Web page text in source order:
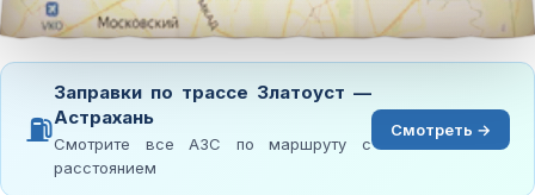
⛽
Заправки по трассе Златоуст —
Астрахань
Смотрите все АЗС по маршруту с
расстоянием
Смотреть →